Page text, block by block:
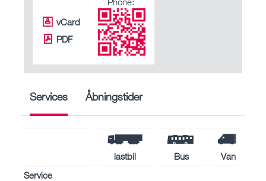
vCard
PDF
Services Åbningstider
lastbil Bus
Van
Service